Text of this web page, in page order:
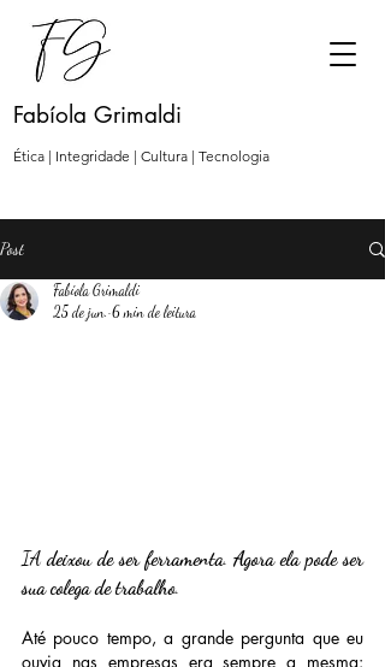
Fabíola Grimaldi
Ética | Integridade | Cultura | Tecnologia
Post
Fabíola Grimaldi
25 de jun. 6 min de leitura
IA deixou de ser ferramenta. Agora ela pode ser
sua colega de trabalho.
Até pouco tempo, a grande pergunta que eu
ouvia nas empresas era sempre a mesma: